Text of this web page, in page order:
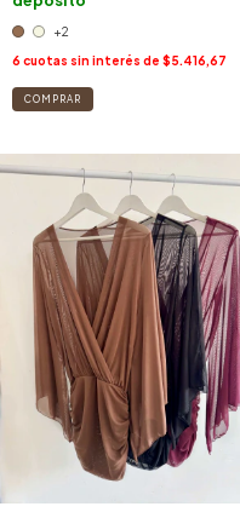
+2
6 cuotas sin interés de $5.416,67
COMPRAR